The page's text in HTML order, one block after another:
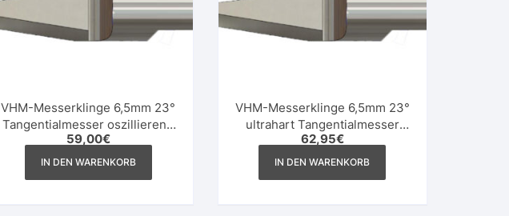
VHM-Messerklinge 6,5mm 23°
Tangentialmesser oszillierend
rund
59,00€
IN DEN WARENKORB
VHM-Messerklinge 6,5mm 23°
ultrahart Tangentialmesser
oszillierend rund
62,95€
IN DEN WARENKORB